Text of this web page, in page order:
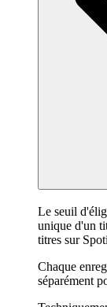
Le seuil
unique d'un
titres sur
Chaque
séparément